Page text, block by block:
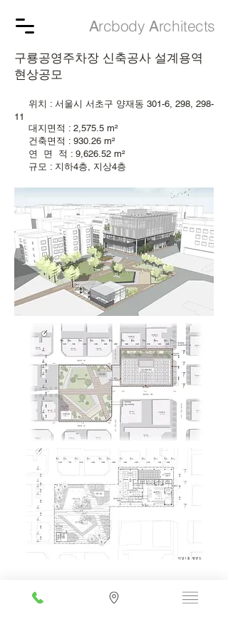
Arcbody Architects
구룡공영주차장 신축공사 설계용역
현상공모
위치 : 서울시 서초구 양재동 301-6, 298, 298-
11
대지면적 : 2,575.5 m²
건축면적 : 930.26 m²
연 면 적 : 9,626.52 m²
규모 : 지하4층, 지상4층